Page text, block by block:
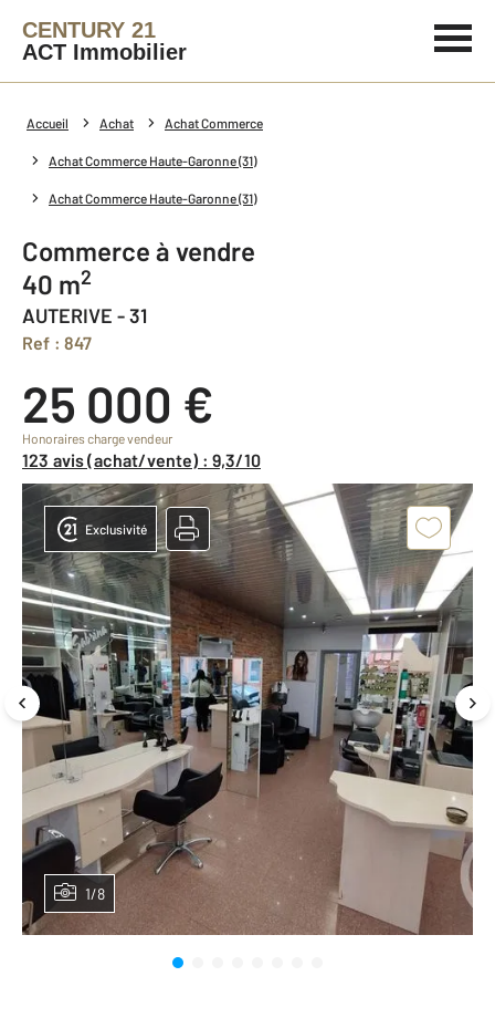
CENTURY 21
ACT Immobilier
Accueil Achat Achat Commerce
Achat Commerce Haute-Garonne (31)
Achat Commerce Haute-Garonne (31)
Commerce à vendre
40 m2
AUTERIVE - 31
Ref : 847
25 000 €
Honoraires charge vendeur
123 avis (achat/vente) : 9,3/10
1/8
Exclusivité